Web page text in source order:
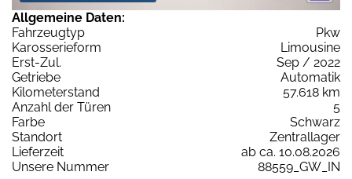
Allgemeine Daten:
Fahrzeugtyp
Pkw
Karosserieform
Limousine
Erst-Zul.
Sep / 2022
Getriebe
Automatik
Kilometerstand
57.618 km
Anzahl der Türen
5
Farbe
Schwarz
Standort
Zentrallager
Lieferzeit
ab ca. 10.08.2026
Unsere Nummer
88559_GW_IN